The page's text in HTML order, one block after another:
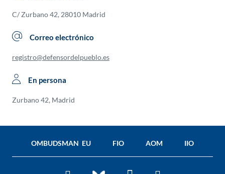
C/ Zurbano 42, 28010 Madrid
Correo electrónico
registro@defensordelpueblo.es
En persona
Zurbano 42, Madrid
OMBUDSMAN EU FIO AOM IIO
Twitter FacebookYou